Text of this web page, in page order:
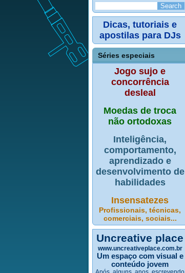
Dicas, tutoriais e
apostilas para DJs
Séries especiais
Jogo sujo e
concorrência
desleal
Moedas de troca
não ortodoxas
Inteligência,
comportamento,
aprendizado e
desenvolvimento de
habilidades
Insensatezes
Profissionais, técnicas,
comerciais, sociais...
Uncreative place
www.uncreativeplace.com.br
Um espaço com visual e
conteúdo jovem